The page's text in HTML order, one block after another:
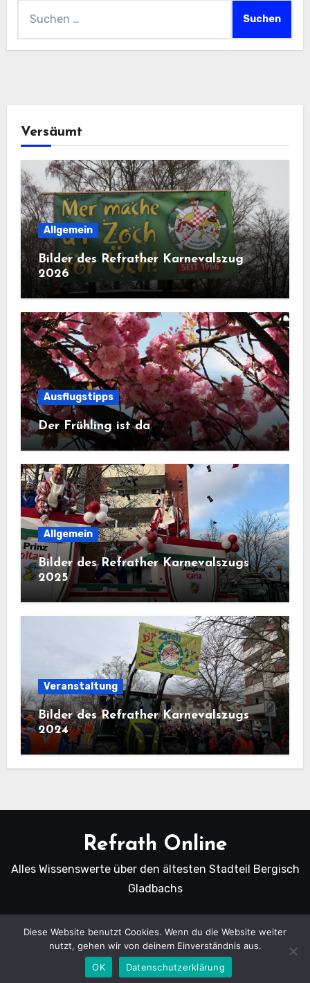
nach:
Versäumt
Allgemein
Bilder des Refrather Karnevalszug
2026
Ausflugstipps
Der Frühling ist da
Allgemein
Bilder des Refrather Karnevalszugs
2025
Veranstaltung
Bilder des Refrather Karnevalszugs
2024
Refrath Online
Alles Wissenswerte über den ältesten Stadteil Bergisch
Gladbachs
Copyright Refrath Online © Alle Rechte vorbehalten.
|
BlogusvonThemeansar.
Diese Website benutzt Cookies. Wenn du die Website weiter
nutzt, gehen wir von deinem Einverständnis aus.
OK
Datenschutzerklärung